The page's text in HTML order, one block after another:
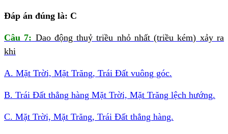
Đáp án đúng là: C
Câu 7: Dao động thuỷ triều nhỏ nhất (triều kém) xảy ra
khi
A. Mặt Trời, Mặt Trăng, Trái Đất vuông góc.
B. Trái Đất thẳng hàng Mặt Trời, Mặt Trăng lệch hướng.
C. Mặt Trời, Mặt Trăng, Trái Đất thẳng hàng.